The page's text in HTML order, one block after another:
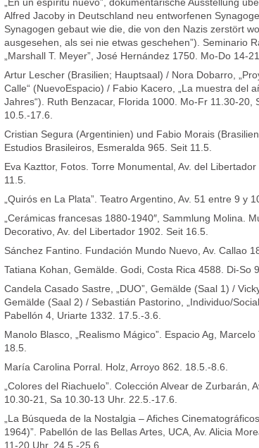
Alfred Jacoby in Deutschland neu entworfenen
Synagogen gebaut wie die, die von den Nazis zerstört
ausgesehen, als sei nie etwas geschehen”). Seminario
„Marshall T. Meyer”, José Hernández 1750. Mo-Do 14-
Artur Lescher (Brasilien; Hauptsaal) / Nora Dobarro,
Calle“ (NuevoEspacio) / Fabio Kacero, „La muestra del
Jahres“). Ruth Benzacar, Florida 1000. Mo-Fr 11.30-20,
10.5.-17.6.
Cristian Segura (Argentinien) und Fabio Morais
Estudios Brasileiros, Esmeralda 965. Seit 11.5.
Eva Kazttor, Fotos. Torre Monumental, Av. del
11.5.
„Quirós en La Plata”. Teatro Argentino, Av. 51 entre 9 y
„Cerámicas francesas 1880-1940″, Sammlung Molina.
Decorativo, Av. del Libertador 1902. Seit 16.5.
Sánchez Fantino. Fundación Mundo Nuevo, Av. Callao
Tatiana Kohan, Gemälde. Godi, Costa Rica 4588. Di-So
Candela Casado Sastre, „DUO”, Gemälde (Saal 1) /
Gemälde (Saal 2) / Sebastián Pastorino, „Individuo/
Pabellón 4, Uriarte 1332. 17.5.-3.6.
Manolo Blasco, „Realismo Mágico”. Espacio Ag,
18.5.
María Carolina Porral. Holz, Arroyo 862. 18.5.-8.6.
„Colores del Riachuelo”. Colección Alvear de Zurbarán,
10.30-21, Sa 10.30-13 Uhr. 22.5.-17.6.
„La Búsqueda de la Nostalgia – Afiches
1964)”. Pabellón de las Bellas Artes, UCA, Av. Alicia
11-20 Uhr. 24.5.-25.6.